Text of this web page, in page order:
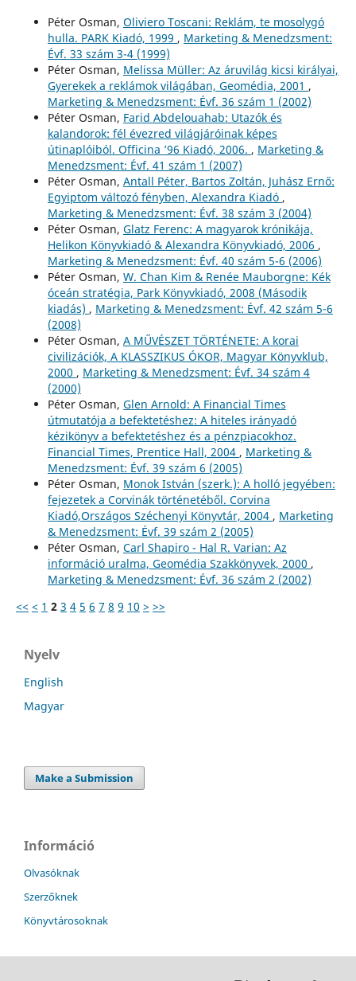
Péter Osman, Oliviero Toscani: Reklám, te mosolygó
hulla. PARK Kiadó, 1999 , Marketing & Menedzsment:
Évf. 33 szám 3-4 (1999)
Péter Osman, Melissa Müller: Az áruvilág kicsi királyai,
Gyerekek a reklámok világában, Geomédia, 2001 ,
Marketing & Menedzsment: Évf. 36 szám 1 (2002)
Péter Osman, Farid Abdelouahab: Utazók és
kalandorok: fél évezred világjáróinak képes
útinaplóiból. Officina ’96 Kiadó, 2006. , Marketing &
Menedzsment: Évf. 41 szám 1 (2007)
Péter Osman, Antall Péter, Bartos Zoltán, Juhász Ernő:
Egyiptom változó fényben, Alexandra Kiadó ,
Marketing & Menedzsment: Évf. 38 szám 3 (2004)
Péter Osman, Glatz Ferenc: A magyarok krónikája,
Helikon Könyvkiadó & Alexandra Könyvkiadó, 2006 ,
Marketing & Menedzsment: Évf. 40 szám 5-6 (2006)
Péter Osman, W. Chan Kim & Renée Mauborgne: Kék
óceán stratégia, Park Könyvkiadó, 2008 (Második
kiadás) , Marketing & Menedzsment: Évf. 42 szám 5-6
(2008)
Péter Osman, A MŰVÉSZET TÖRTÉNETE: A korai
civilizációk, A KLASSZIKUS ÓKOR, Magyar Könyvklub,
2000 , Marketing & Menedzsment: Évf. 34 szám 4
(2000)
Péter Osman, Glen Arnold: A Financial Times
útmutatója a befektetéshez: A hiteles irányadó
kézikönyv a befektetéshez és a pénzpiacokhoz.
Financial Times, Prentice Hall, 2004 , Marketing &
Menedzsment: Évf. 39 szám 6 (2005)
Péter Osman, Monok István (szerk.): A holló jegyében:
fejezetek a Corvinák történetéből. Corvina
Kiadó,Országos Széchenyi Könyvtár, 2004 , Marketing
& Menedzsment: Évf. 39 szám 2 (2005)
Péter Osman, Carl Shapiro - Hal R. Varian: Az
információ uralma, Geomédia Szakkönyvek, 2000 ,
Marketing & Menedzsment: Évf. 36 szám 2 (2002)
<< < 1 2 3 4 5 6 7 8 9 10 > >>
Nyelv
English
Magyar
Make a Submission
Információ
Olvasóknak
Szerzőknek
Könyvtárosoknak